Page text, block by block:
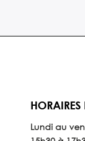
HORAIRES
Lundi au